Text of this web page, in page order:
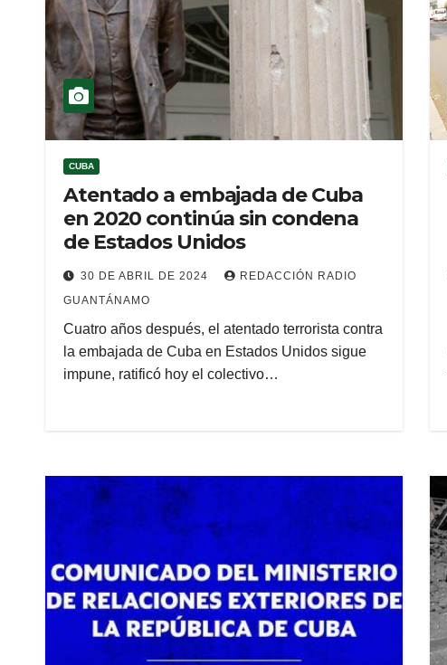
CUBA
Atentado a embajada de Cuba
en 2020 continúa sin condena
de Estados Unidos
30 DE ABRIL DE 2024
REDACCIÓN RADIO
GUANTÁNAMO
Cuatro años después, el atentado terrorista contra
la embajada de Cuba en Estados Unidos sigue
impune, ratificó hoy el colectivo…